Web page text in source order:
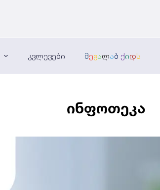
კვლევები მეგალაბ ქიდს
ინფოთეკა